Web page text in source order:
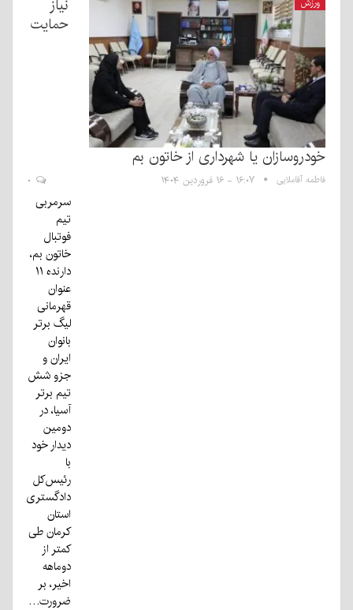
نیاز
حمایت
خودروسازان یا شهرداری از خاتون بم
فاطمه آقاملایی ۱۶:۰۷ - ۱۶ فروردین ۱۴۰۴
سرمربی
تیم
فوتبال
خاتون بم،
دارنده ۱۱
عنوان
قهرمانی
لیگ برتر
بانوان
ایران و
جزو شش
تیم برتر
آسیا، در
دومین
دیدار خود
با
رئیس‌کل
دادگستری
استان
کرمان طی
کمتر از
دوماهه
اخیر، بر
ضرورت…